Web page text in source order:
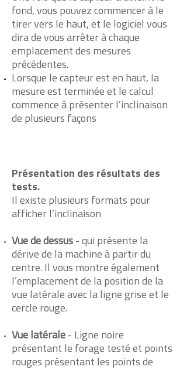
fond, vous pouvez commencer à le
tirer vers le haut, et le logiciel vous
dira de vous arrêter à chaque
emplacement des mesures
précédentes.
Lorsque le capteur est en haut, la
mesure est terminée et le calcul
commence à présenter l’inclinaison
de plusieurs façons
Présentation des résultats des
tests.
Il existe plusieurs formats pour
afficher l’inclinaison
Vue de dessus - qui présente la
dérive de la machine à partir du
centre. Il vous montre également
l’emplacement de la position de la
vue latérale avec la ligne grise et le
cercle rouge.
Vue latérale - Ligne noire
présentant le forage testé et points
rouges présentant les points de